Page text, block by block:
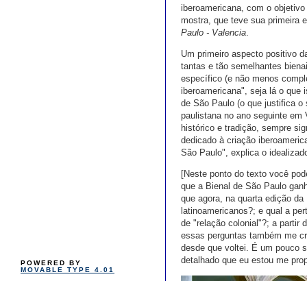
POWERED BY
MOVABLE TYPE 4.01
iberoamericana, com o
mostra, que teve sua primeira
Paulo - Valencia.
Um primeiro aspecto positivo
tantas e tão semelhantes
específico (e não menos
iberoamericana", seja lá o que
de São Paulo (o que justifica o
paulistana no ano seguinte
histórico e tradição, sempre
dedicado à criação
São Paulo", explica o
[Neste ponto do texto você
que a Bienal de São Paulo
que agora, na quarta edição
latinoamericanos?; e qual a
de "relação colonial"?; a partir
essas perguntas também me
desde que voltei. É um pouco
detalhado que eu estou me